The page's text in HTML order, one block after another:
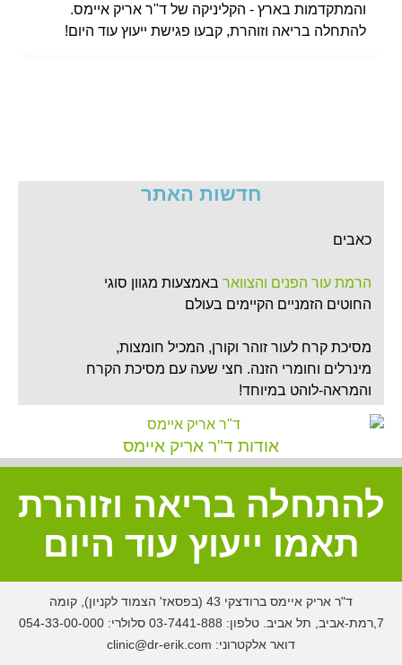
והמתקדמות בארץ - הקליניקה של ד"ר אריק איימס.
להתחלה בריאה וזוהרת, קבעו פגישת ייעוץ עוד היום!
חדשות האתר
החוטים הזמניים הקיימים בעולם
מינרלים וחומרי הזנה. חצי שעה עם מסיכת הקרח
והמראה-לוהט במיוחד!
להצרת היקפים, חיטוב הגוף, המסת שומן וצלוליט
והידוק הצוואר
חדש ובלעדי לד"ר איימס!
ולאיזור החמישי (הקרקפת) - ליצירת מפתח עין
נוספת קלה של העפעפיים.
אודות ד"ר אריק איימס
להתחלה בריאה וזוהרת
תאמו ייעוץ עוד היום
ד"ר אריק איימס ברודצקי 43 (בפסאז' הצמוד לקניון), קומה
7,רמת-אביב, תל אביב. טלפון:
03-7441-888 סלולרי:054-33-00-000
דואר אלקטרוני: clinic@dr-erik.com